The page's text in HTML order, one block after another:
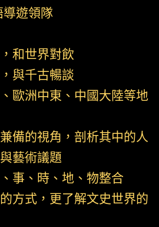
導遊領隊
和世界對飲
與千古暢談
歐洲中東、中國大陸等地
備的視角，剖析其中的人
藝術議題
事、時、地、物整合
方式，更了解文史世界的